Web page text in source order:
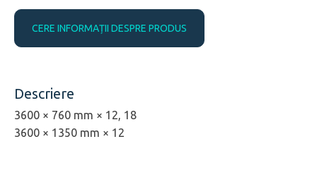
CERE INFORMAȚII DESPRE PRODUS
Descriere
3600 × 760 mm × 12, 18
3600 × 1350 mm × 12